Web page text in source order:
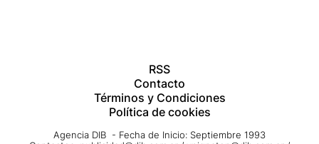
RSS
Contacto
Términos y Condiciones
Política de cookies
Agencia DIB - Fecha de Inicio: Septiembre 1993